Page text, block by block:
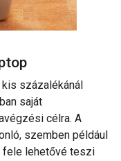
százalékánál
saját
célra. A
szemben például
fele lehetővé teszi